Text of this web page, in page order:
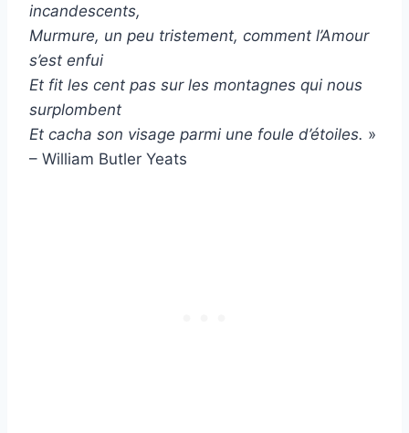
incandescents,
Murmure, un peu tristement, comment l’Amour
s’est enfui
Et fit les cent pas sur les montagnes qui nous
surplombent
Et cacha son visage parmi une foule d’étoiles. »
– William Butler Yeats